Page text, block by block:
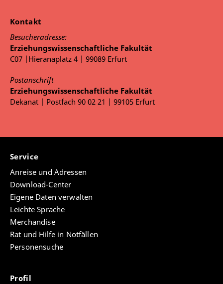
Kontakt
Besucheradresse:
Erziehungswissenschaftliche Fakultät
C07 |Hieranaplatz 4 | 99089 Erfurt
Postanschrift
Erziehungswissenschaftliche Fakultät
Dekanat | Postfach 90 02 21 | 99105 Erfurt
Service
Anreise und Adressen
Download-Center
Eigene Daten verwalten
Leichte Sprache
Merchandise
Rat und Hilfe in Notfällen
Personensuche
Profil